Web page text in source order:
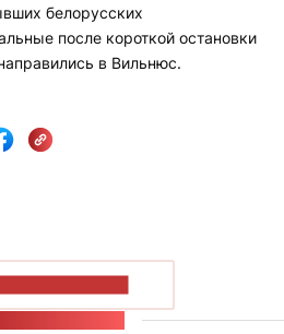
белорусских
после короткой остановки
в Вильнюс.